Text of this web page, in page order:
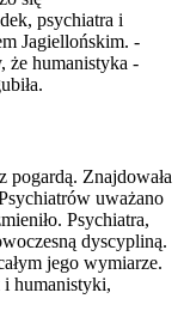
psychiatra i
Jagiellońskim. -
że humanistyka -
pogardą. Znajdowała
uważano
Psychiatra,
dyscypliną.
jego wymiarze.
i humanistyki,